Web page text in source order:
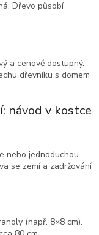
Dřevo působí
a cenově dostupný.
dřevníku s domem
návod v kostce
nebo jednoduchou
se zemí a zadržování
(např. 8×8 cm).